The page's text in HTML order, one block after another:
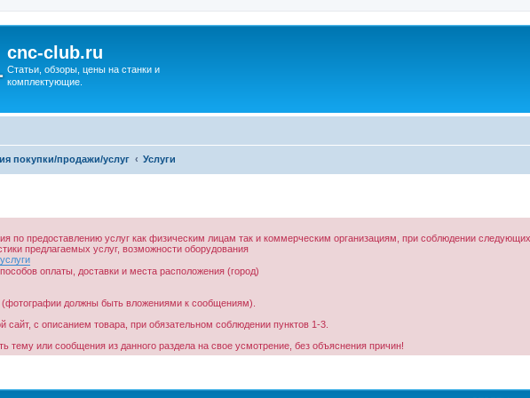
cnc-club.ru
Статьи, обзоры, цены на станки и
комплектующие.
покупки/продажи/услуг Услуги
по предоставлению услуг как физическим лицам так и коммерческим организациям, при соблюдении
предлагаемых услуг, возможности оборудования
оплаты, доставки и места расположения (город)
(фотографии должны быть вложениями к сообщениям).
с описанием товара, при обязательном соблюдении пунктов 1-3.
тему или сообщения из данного раздела на свое усмотрение, без объяснения причин!